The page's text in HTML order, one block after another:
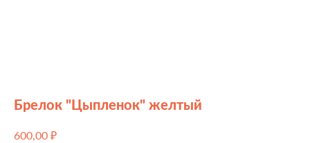
Брелок "Цыпленок" желтый
600,00 ₽